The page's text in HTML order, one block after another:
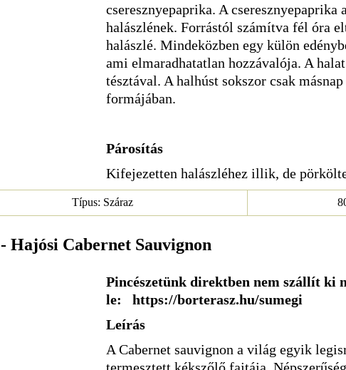
cseresznyepaprika. A cseresznyepaprika
halászlének. Forrástól számítva fél óra
halászlé. Mindeközben egy külön
ami elmaradhatatlan hozzávalója. A
tésztával. A halhúst sokszor csak
formájában.
Párosítás
Kifejezetten halászléhez illik, de
Típus: Száraz
- Hajósi Cabernet Sauvignon
Pincészetünk direktben nem szállít ki
le: https://borterasz.hu/sumegi
Leírás
A Cabernet sauvignon a világ egyik